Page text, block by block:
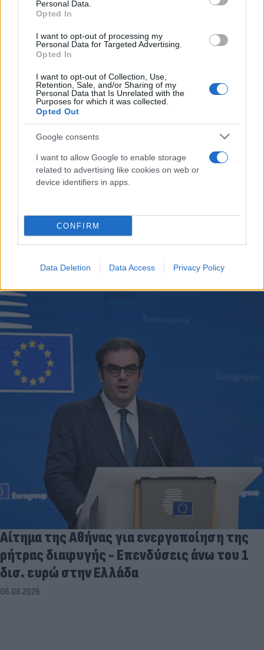
Personal Data.
Opted In
I want to opt-out of processing my
Personal Data for Targeted Advertising.
Opted In
I want to opt-out of Collection, Use,
Retention, Sale, and/or Sharing of my
Personal Data that Is Unrelated with the
Purposes for which it was collected.
Opted Out
Google consents
I want to allow Google to enable storage
related to advertising like cookies on web or
device identifiers in apps.
CONFIRM
Data Deletion Data Access Privacy Policy
FLASH FOCUS
Αίτημα της Αθήνας για ενεργοποίηση της
ρήτρας διαφυγής - Επενδύσεις άνω του 1
δισ. ευρώ στην Ελλάδα
06.08.2026